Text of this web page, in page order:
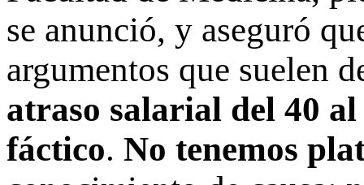
se anunció, y aseguró
argumentos que suelen
atraso salarial del 40 al
fáctico. No tenemos